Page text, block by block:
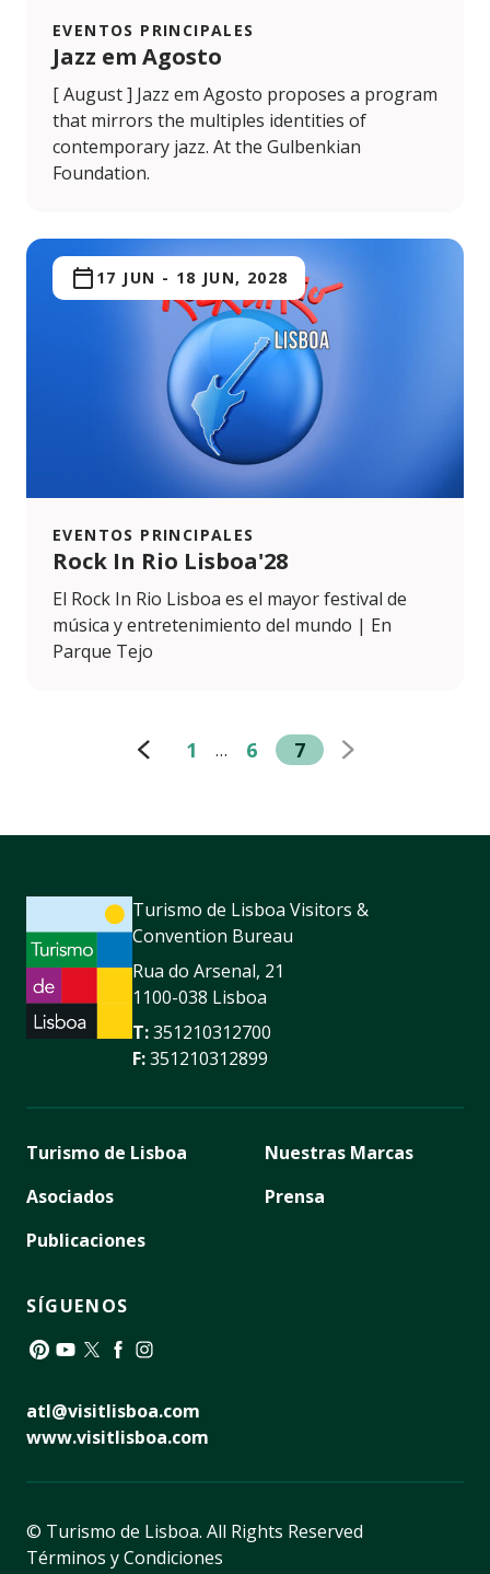
EVENTOS PRINCIPALES
Jazz em Agosto
[ August ] Jazz em Agosto proposes a program
that mirrors the multiples identities of
contemporary jazz. At the Gulbenkian
Foundation.
EVENTOS PRINCIPALES
Rock In Rio Lisboa'28
17 JUN - 18 JUN, 2028
El Rock In Rio Lisboa es el mayor festival de
música y entretenimiento del mundo | En
Parque Tejo
1 … 6 7
Turismo de Lisboa Visitors &
Convention Bureau
Rua do Arsenal, 21
1100-038 Lisboa
T:351210312700
F:351210312899
Turismo de Lisboa
Asociados
Publicaciones
Nuestras Marcas
Prensa
SÍGUENOS
atl@visitlisboa.com
www.visitlisboa.com
© Turismo de Lisboa. All Rights Reserved
Términos y Condiciones